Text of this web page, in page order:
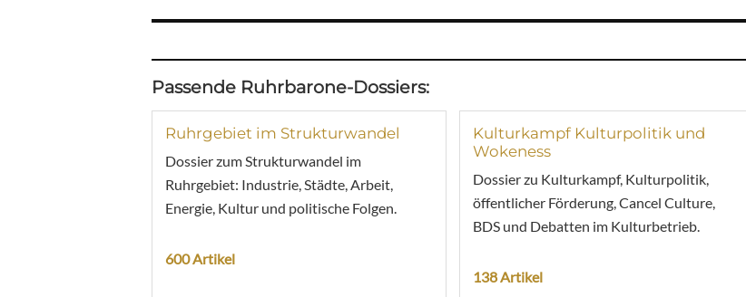
Passende Ruhrbarone-Dossiers:
Ruhrgebiet im Strukturwandel
Dossier zum Strukturwandel im
Ruhrgebiet: Industrie, Städte, Arbeit,
Energie, Kultur und politische Folgen.
600 Artikel
Kulturkampf Kulturpolitik und
Wokeness
Dossier zu Kulturkampf, Kulturpolitik,
öffentlicher Förderung, Cancel Culture,
BDS und Debatten im Kulturbetrieb.
138 Artikel